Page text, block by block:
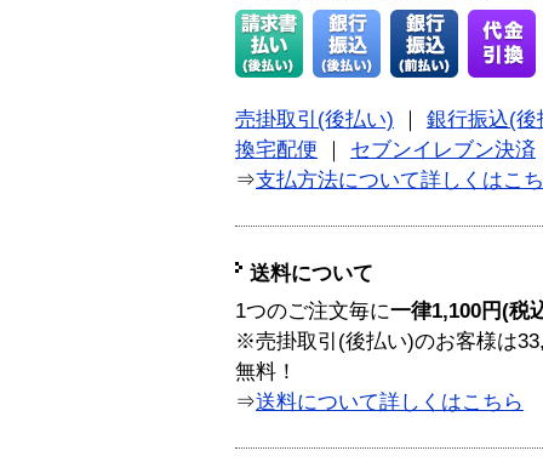
売掛取引(後払い)
銀行振込(後
換宅配便
セブンイレブン決済
⇒支払方法について詳しくはこ
送料について
1つのご注文毎に一律1,100円(税
※売掛取引(後払い)のお客様は
無料！
⇒送料について詳しくはこちら